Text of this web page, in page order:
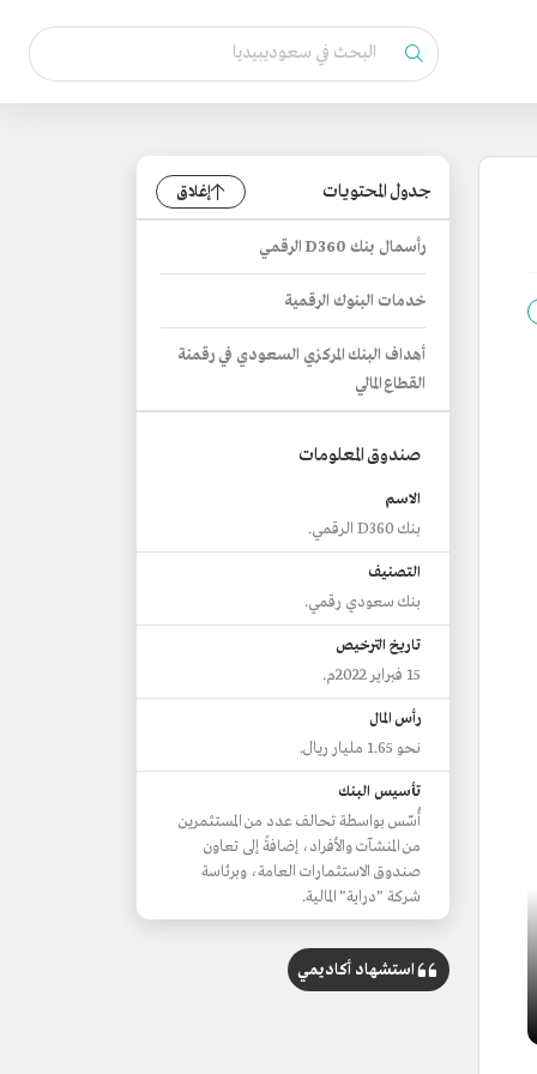
جدول المحتويات إغلاق
رأسمال بنك D360 الرقمي
خدمات البنوك الرقمية
أهداف البنك المركزي السعودي في رقمنة
القطاع المالي
صندوق المعلومات
الاسم
بنك D360 الرقمي.
التصنيف
بنك سعودي رقمي.
تاريخ الترخيص
15 فبراير 2022م.
رأس المال
نحو 1.65 مليار ريال.
تأسيس البنك
أُسّس بواسطة تحالف عدد من المستثمرين
من المنشآت والأفراد، إضافةً إلى تعاون
صندوق الاستثمارات العامة، وبرئاسة
شركة "دراية" المالية.
استشهاد أكاديمي